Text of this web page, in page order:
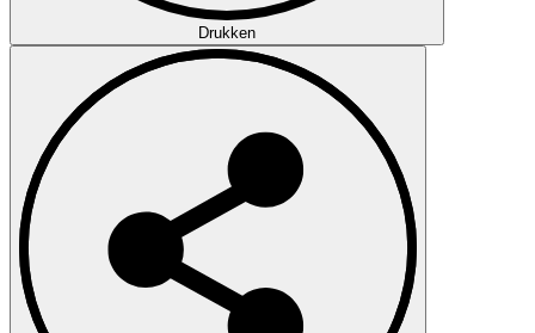
Drukken